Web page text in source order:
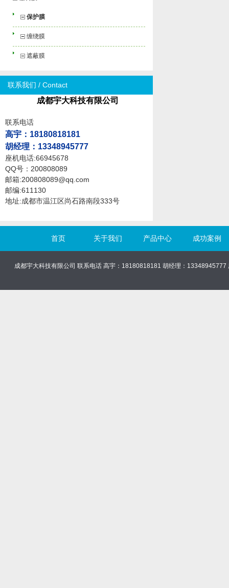
保护膜
缠绕膜
遮蔽膜
联系我们 / Contact
成都宇大科技有限公司
联系电话
高宇 ：18180818181
胡经理：13348945777
座机电话:66945678
QQ号：200808089
邮箱:200808089@qq.com
邮编:611130
地址:成都市温江区尚石路南段333号
首页 关于我们 产品中心 成功案例
成都宇大科技有限公司 联系电话 高宇：18180818181 胡经理：